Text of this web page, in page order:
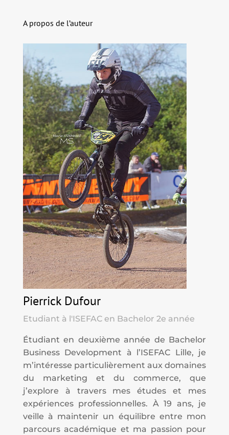
A propos de l’auteur
Pierrick Dufour
Etudiant à l'ISEFAC en Bachelor 2e année
Étudiant en deuxième année de Bachelor
Business Development à l’ISEFAC Lille, je
m’intéresse particulièrement aux domaines
du marketing et du commerce, que
j’explore à travers mes études et mes
expériences professionnelles. À 19 ans, je
veille à maintenir un équilibre entre mon
parcours académique et ma passion pour